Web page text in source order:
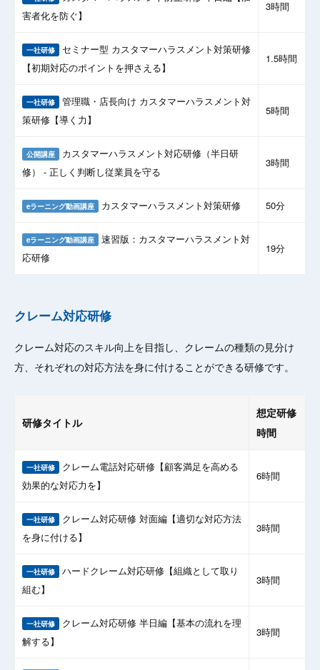
害者化を防ぐ】
3時間
一社研修 セミナー型 カスタマーハラスメント対策研修
【初期対応のポイントを押さえる】
1.5時間
一社研修 管理職・店長向け カスタマーハラスメント対
策研修【導く力】
5時間
公開講座 カスタマーハラスメント対応研修（半日研
修） - 正しく判断し従業員を守る
3時間
eラーニング動画講座 カスタマーハラスメント対策研修 50分
eラーニング動画講座 速習版：カスタマーハラスメント対
応研修
19分
クレーム対応研修
クレーム対応のスキル向上を目指し、クレームの種類の見分け
方、それぞれの対応方法を身に付けることができる研修です。
研修タイトル
想定研修
時間
一社研修 クレーム電話対応研修【顧客満足を高める
効果的な対応力を】
6時間
一社研修 クレーム対応研修 対面編【適切な対応方法
を身に付ける】
3時間
一社研修 ハードクレーム対応研修【組織として取り
組む】
3時間
一社研修 クレーム対応研修 半日編【基本の流れを理
解する】
3時間